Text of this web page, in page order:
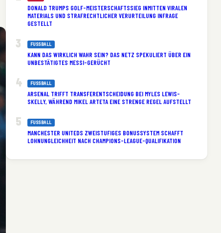
DONALD TRUMPS GOLF-MEISTERSCHAFTSSIEG INMITTEN VIRALEN
MATERIALS UND STRAFRECHTLICHER VERURTEILUNG INFRAGE
GESTELLT
FUSSBALL
KANN DAS WIRKLICH WAHR SEIN? DAS NETZ SPEKULIERT ÜBER EIN
UNBESTÄTIGTES MESSI-GERÜCHT
FUSSBALL
ARSENAL TRIFFT TRANSFERENTSCHEIDUNG BEI MYLES LEWIS-
SKELLY, WÄHREND MIKEL ARTETA EINE STRENGE REGEL AUFSTELLT
FUSSBALL
MANCHESTER UNITEDS ZWEISTUFIGES BONUSSYSTEM SCHAFFT
LOHNUNGLEICHHEIT NACH CHAMPIONS-LEAGUE-QUALIFIKATION